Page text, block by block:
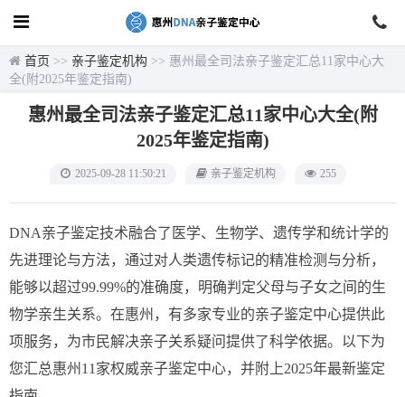
首页 >> 亲子鉴定机构 >> 惠州最全司法亲子鉴定汇总11家中心大
全(附2025年鉴定指南)
惠州最全司法亲子鉴定汇总11家中心大全(附
2025年鉴定指南)
2025-09-28 11:50:21 亲子鉴定机构 255
DNA亲子鉴定技术融合了医学、生物学、遗传学和统计学的
先进理论与方法，通过对人类遗传标记的精准检测与分析，
能够以超过99.99%的准确度，明确判定父母与子女之间的生
物学亲生关系。在惠州，有多家专业的亲子鉴定中心提供此
项服务，为市民解决亲子关系疑问提供了科学依据。以下为
您汇总惠州11家权威亲子鉴定中心，并附上2025年最新鉴定